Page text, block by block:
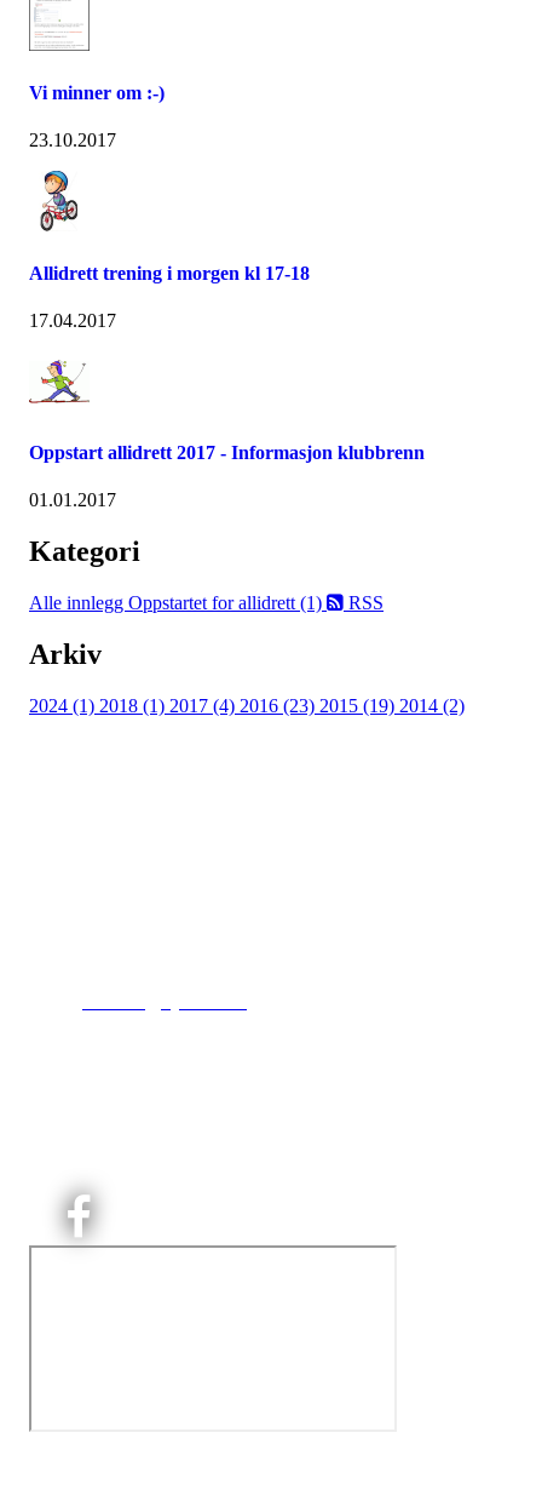
Vi minner om :-)
23.10.2017
Allidrett trening i morgen kl 17-18
17.04.2017
Oppstart allidrett 2017 - Informasjon klubbrenn
01.01.2017
Kategori
Alle innlegg Oppstartet for allidrett (1) RSS
Arkiv
2024 (1) 2018 (1) 2017 (4) 2016 (23) 2015 (19) 2014 (2)